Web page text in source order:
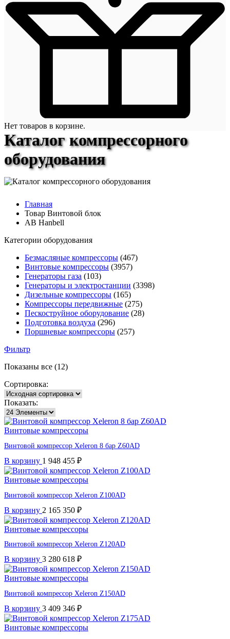
Нет товаров в корзине.
Каталог компрессорного
оборудования
Главная
Товар Винтовой блок
AB Hanbell
Категории оборудования
Безмасляные компрессоры (467)
Винтовые компрессоры (3957)
Генераторы газа (103)
Генераторы и электростанции (3398)
Дизельные компрессоры (165)
Компрессоры передвижные (275)
Пескоструйное оборудование (28)
Подготовка воздуха (296)
Поршневые компрессоры (257)
Фильтр
Показаны все (12)
Сортировка:
Показать:
Винтовые компрессоры
Винтовой компрессор Xeleron 8 бар Z60AD
В корзину 1 948 455 ₽
Винтовые компрессоры
Винтовой компрессор Xeleron Z100AD
В корзину 2 165 350 ₽
Винтовые компрессоры
Винтовой компрессор Xeleron Z120AD
В корзину 3 280 618 ₽
Винтовые компрессоры
Винтовой компрессор Xeleron Z150AD
В корзину 3 409 346 ₽
Винтовые компрессоры